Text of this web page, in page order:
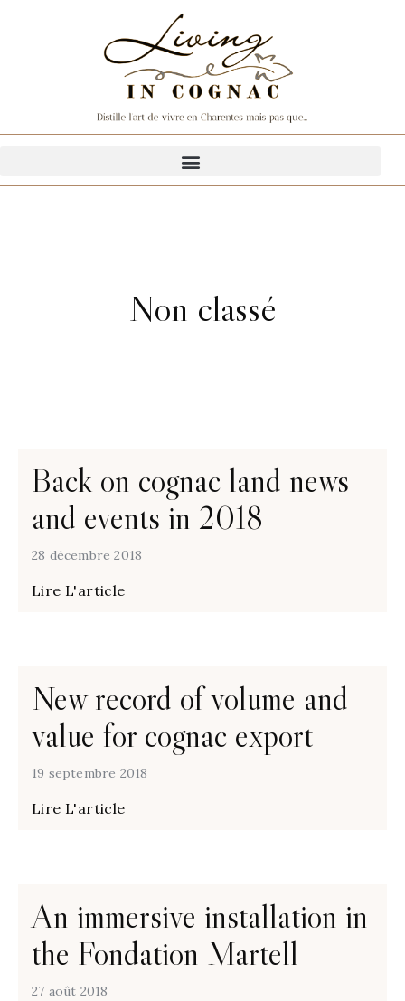
Non classé
Back on cognac land news
and events in 2018
28 décembre 2018
Lire L'article
New record of volume and
value for cognac export
19 septembre 2018
Lire L'article
An immersive installation in
the Fondation Martell
27 août 2018